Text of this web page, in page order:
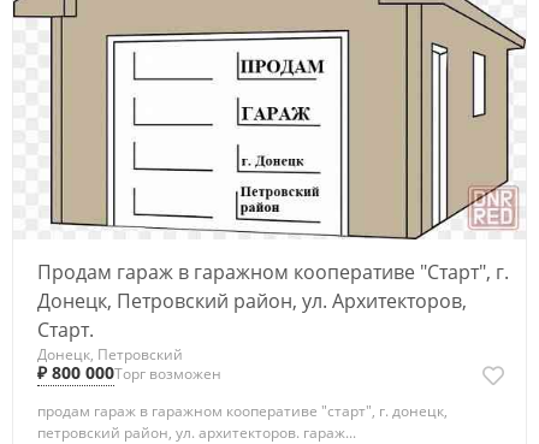
Продам гараж в гаражном кооперативе "Старт", г.
Донецк, Петровский район, ул. Архитекторов,
Старт.
Донецк, Петровский
₽ 800 000Торг возможен
продам гараж в гаражном кооперативе "старт", г. донецк,
петровский район, ул. архитекторов. гараж...